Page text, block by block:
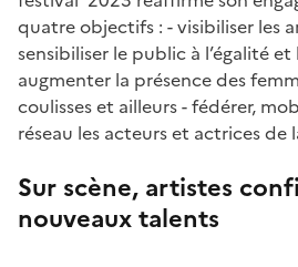
quatre objectifs : - visibiliser les
sensibiliser le public à l’égalité et
augmenter la présence des
coulisses et ailleurs - fédérer,
réseau les acteurs et actrices de
Sur scène, artistes
nouveaux talents